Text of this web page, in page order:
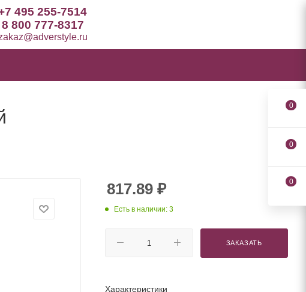
495 255-7514
8 800 777-8317
817.89 ₽
Есть в наличии: 3
ЗАКАЗАТЬ
Характеристики
0
0
0